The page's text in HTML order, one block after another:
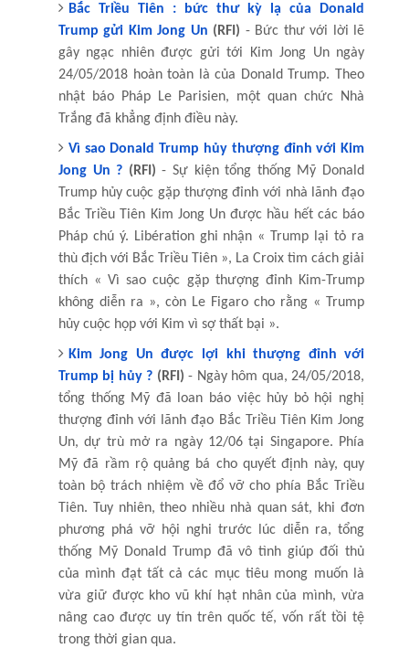
Bắc Triều Tiên : bức thư kỳ lạ của Donald
Trump gửi Kim Jong Un (RFI) - Bức thư với lời lẽ
gây ngạc nhiên được gửi tới Kim Jong Un ngày
24/05/2018 hoàn toàn là của Donald Trump. Theo
nhật báo Pháp Le Parisien, một quan chức Nhà
Trắng đã khẳng định điều này.
Vì sao Donald Trump hủy thượng đỉnh với Kim
Jong Un ? (RFI)- Sự kiện tổng thống Mỹ Donald
Trump hủy cuộc gặp thượng đỉnh với nhà lãnh đạo
Bắc Triều Tiên Kim Jong Un được hầu hết các báo
Pháp chú ý. Libération ghi nhận « Trump lại tỏ ra
thù địch với Bắc Triều Tiên », La Croix tìm cách giải
thích « Vì sao cuộc gặp thượng đỉnh Kim-Trump
không diễn ra », còn Le Figaro cho rằng « Trump
hủy cuộc họp với Kim vì sợ thất bại ».
Kim Jong Un được lợi khi thượng đỉnh với
Trump bị hủy ? (RFI)- Ngày hôm qua, 24/05/2018,
tổng thống Mỹ đã loan báo việc hủy bỏ hội nghị
thượng đỉnh với lãnh đạo Bắc Triều Tiên Kim Jong
Un, dự trù mở ra ngày 12/06 tại Singapore. Phía
Mỹ đã rầm rộ quảng bá cho quyết định này, quy
toàn bộ trách nhiệm về đổ vỡ cho phía Bắc Triều
Tiên. Tuy nhiên, theo nhiều nhà quan sát, khi đơn
phương phá vỡ hội nghi trước lúc diễn ra, tổng
thống Mỹ Donald Trump đã vô tình giúp đối thủ
của mình đạt tất cả các mục tiêu mong muốn là
vừa giữ được kho vũ khí hạt nhân của mình, vừa
nâng cao được uy tín trên quốc tế, vốn rất tồi tệ
trong thời gian qua.